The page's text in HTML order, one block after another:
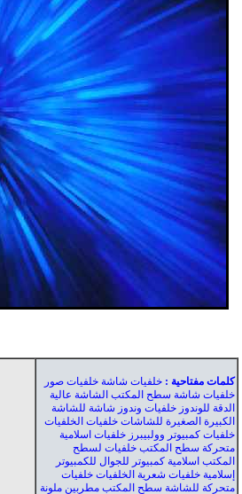
كلمات مفتاحية : خلفيات شاشة خلفيات صور
خلفيات شاشة سطح المكتب الشاشة عالية
الدقة للوندوز خلفيات وندوز شاشة للشاشة
الكبيرة الصغيرة للشاشات خلفيات الخلفيات
خلفيات كمبيوتر وولبيبرز خلفيات اسلامية
متحركة سطح المكتب خلفيات لسطح
المكتب اسلامية كمبيوتر للجوال للكمبيوتر
إسلامية خلفيات شعرية الخلفيات خلفيات
متحركة للشاشة سطح المكتب مطربين ملونة